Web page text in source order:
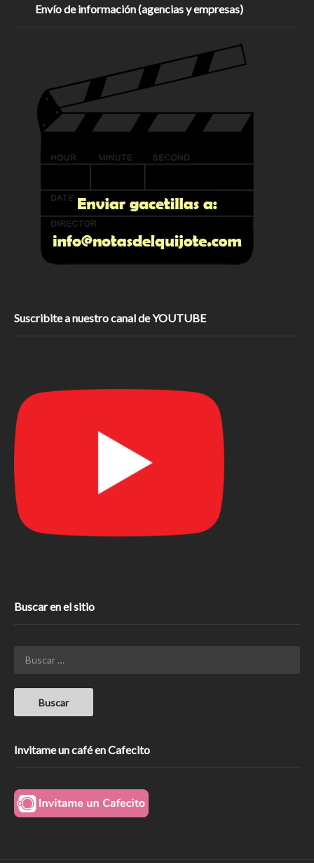
Envío de información (agencias y empresas)
Suscribite a nuestro canal de YOUTUBE
Buscar en el sitio
Invitame un café en Cafecito